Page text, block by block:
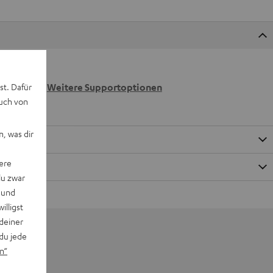
Weitere Supportoptionen
Dafür
von
was dir
zwar
jede